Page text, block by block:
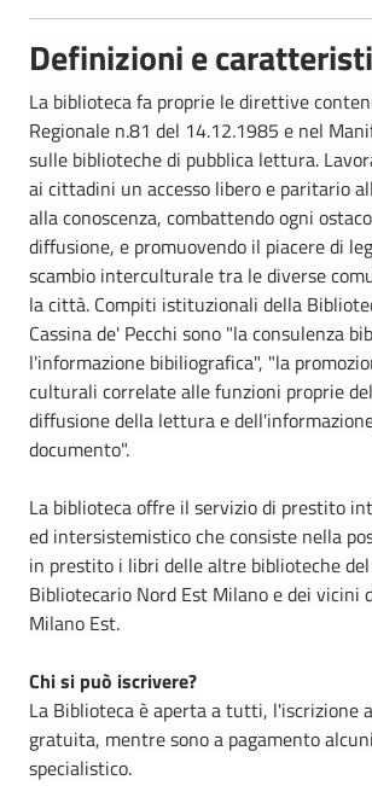
Definizioni e
La biblioteca fa proprie le direttive
Regionale n.81 del 14.12.1985 e nel
sulle biblioteche di pubblica lettura.
ai cittadini un accesso libero e paritario
alla conoscenza, combattendo ogni
diffusione, e promuovendo il piacere di
scambio interculturale tra le diverse
la città. Compiti istituzionali della
Cassina de' Pecchi sono "la consulenza
l'informazione bibiliografica", "la
culturali correlate alle funzioni proprie
diffusione della lettura e
documento".
La biblioteca offre il servizio di prestito
ed intersistemistico che consiste nella
in prestito i libri delle altre biblioteche
Bibliotecario Nord Est Milano e dei vicini
Milano Est.
Chi si può iscrivere?
La Biblioteca è aperta a tutti, l'iscrizione
gratuita, mentre sono a pagamento
specialistico.